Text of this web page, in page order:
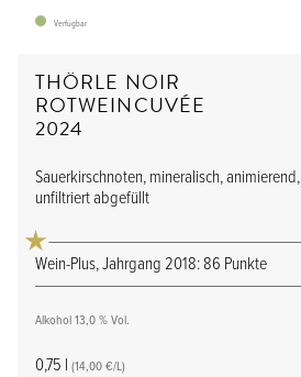
Verfügbar
THÖRLE NOIR
ROTWEINCUVÉE
2024
Sauerkirschnoten, mineralisch, animierend,
unfiltriert abgefüllt
Wein-Plus, Jahrgang 2018: 86 Punkte
Alkohol 13,0 % Vol.
0,75 l (14,00 €/L)